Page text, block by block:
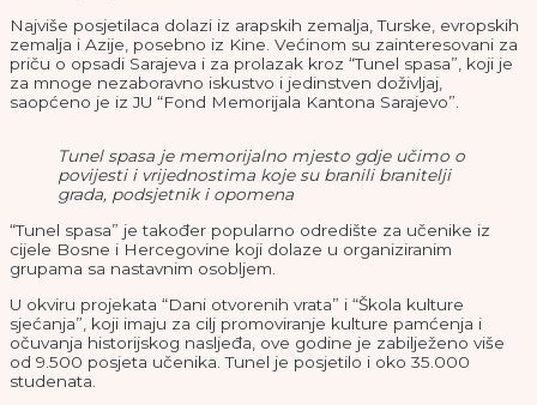
Najviše posjetilaca dolazi iz arapskih zemalja, Turske, evropskih
zemalja i Azije, posebno iz Kine. Većinom su zainteresovani za
priču o opsadi Sarajeva i za prolazak kroz “Tunel spasa”, koji je
za mnoge nezaboravno iskustvo i jedinstven doživljaj,
saopćeno je iz JU “Fond Memorijala Kantona Sarajevo”.
Tunel spasa je memorijalno mjesto gdje učimo o
povijesti i vrijednostima koje su branili branitelji
grada, podsjetnik i opomena
“Tunel spasa” je također popularno odredište za učenike iz
cijele Bosne i Hercegovine koji dolaze u organiziranim
grupama sa nastavnim osobljem.
U okviru projekata “Dani otvorenih vrata” i “Škola kulture
sjećanja”, koji imaju za cilj promoviranje kulture pamćenja i
očuvanja historijskog nasljeđa, ove godine je zabilježeno više
od 9.500 posjeta učenika. Tunel je posjetilo i oko 35.000
studenata.